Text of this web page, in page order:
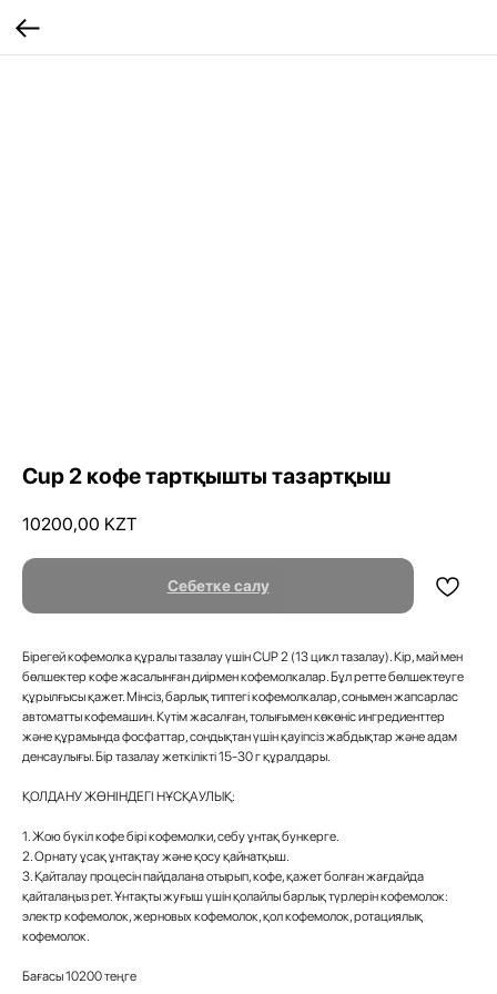
Cup 2 кофе тартқышты тазартқыш
10200,00 KZT
Себетке салу
Бірегей кофемолка құралы тазалау үшін CUP 2 (13 цикл тазалау). Кір, май мен
бөлшектер кофе жасалынған диірмен кофемолкалар. Бұл ретте бөлшектеуге
құрылғысы қажет. Мінсіз, барлық типтегі кофемолкалар, сонымен жапсарлас
автоматты кофемашин. Күтім жасалған, толығымен көкөніс ингредиенттер
және құрамында фосфаттар, сондықтан үшін қауіпсіз жабдықтар және адам
денсаулығы. Бір тазалау жеткілікті 15-30 г құралдары.
ҚОЛДАНУ ЖӨНІНДЕГІ НҰСҚАУЛЫҚ:
1. Жою бүкіл кофе бірі кофемолки, себу ұнтақ бункерге.
2. Орнату ұсақ ұнтақтау және қосу қайнатқыш.
3. Қайталау процесін пайдалана отырып, кофе, қажет болған жағдайда
қайталаңыз рет. Ұнтақты жуғыш үшін қолайлы барлық түрлерін кофемолок:
электр кофемолок, жерновых кофемолок, қол кофемолок, ротациялық
кофемолок.
Бағасы 10200 теңге